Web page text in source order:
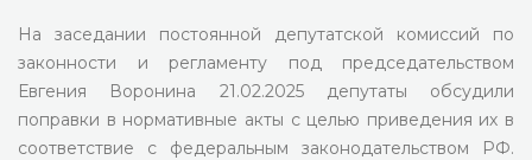
На заседании постоянной депутатской комиссий по
законности и регламенту под председательством
Евгения Воронина 21.02.2025 депутаты обсудили
поправки в нормативные акты с целью приведения их в
соответствие с федеральным законодательством РФ.